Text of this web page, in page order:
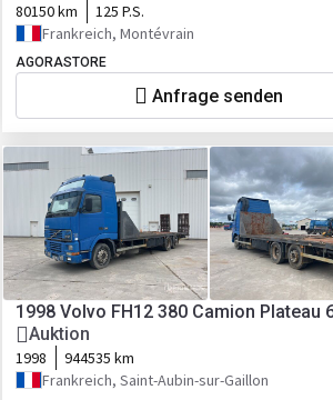
80150 km
125 P.S.
Frankreich, Montévrain
AGORASTORE
Anfrage senden
1998 Volvo FH12 380 Camion Plateau
Auktion
1998
944535 km
Frankreich, Saint-Aubin-sur-Gaillon